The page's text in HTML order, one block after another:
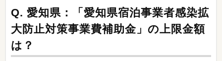
Q. 愛知県：「愛知県宿泊事業者感染拡
大防止対策事業費補助金」の上限金額
は？